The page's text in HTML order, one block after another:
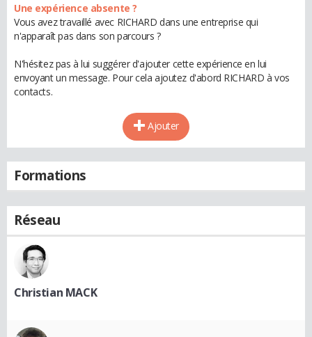
Une expérience absente ?
Vous avez travaillé avec RICHARD dans une entreprise qui
n'apparaît pas dans son parcours ?
N'hésitez pas à lui suggérer d'ajouter cette expérience en lui
envoyant un message. Pour cela ajoutez d'abord RICHARD à vos
contacts.
Ajouter
Formations
Réseau
Christian MACK